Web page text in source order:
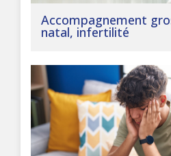
Accompagnement
natal, infertilité